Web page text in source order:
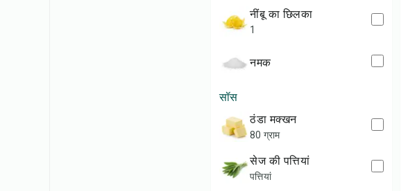
नींबू का छिलका
1
नमक
सॉस
ठंडा मक्खन
80 ग्राम
सेज की पत्तियां
पत्तियां